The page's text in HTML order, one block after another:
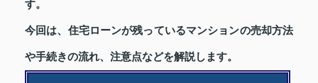
す。
今回は、住宅ローンが残っているマンションの売却方法
や手続きの流れ、注意点などを解説します。